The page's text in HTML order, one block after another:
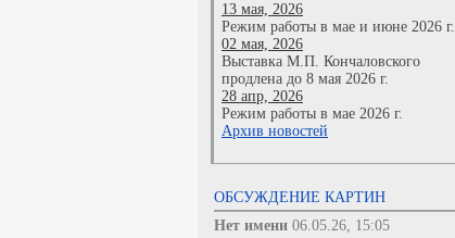
13 мая, 2026
Режим работы в мае и июне 2026 г.
02 мая, 2026
Выставка М.П. Кончаловского
продлена до 8 мая 2026 г.
28 апр, 2026
Режим работы в мае 2026 г.
Архив новостей
ОБСУЖДЕНИЕ КАРТИН
Нет имени 06.05.26, 15:05